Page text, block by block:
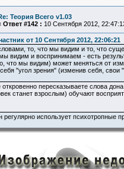
Теория Всего v1.03
Ответ #142 : 10 Сентября 2012,
от 10 Сентября 2012, 22:06:21
то, что мы видим и то, что
видим и воспринимаем - есть
что мы видим) может меняться от
"угол зрения" (изменив себя, свои
пересказываете слова
станет взрослым) обучают
регулярно использует психотропные